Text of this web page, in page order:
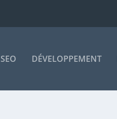
SEO DÉVELOPPEMENT